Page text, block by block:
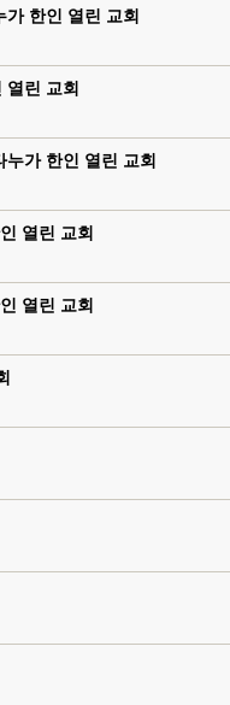
한인 열린 교회
열린 교회
가 한인 열린 교회
열린 교회
열린 교회